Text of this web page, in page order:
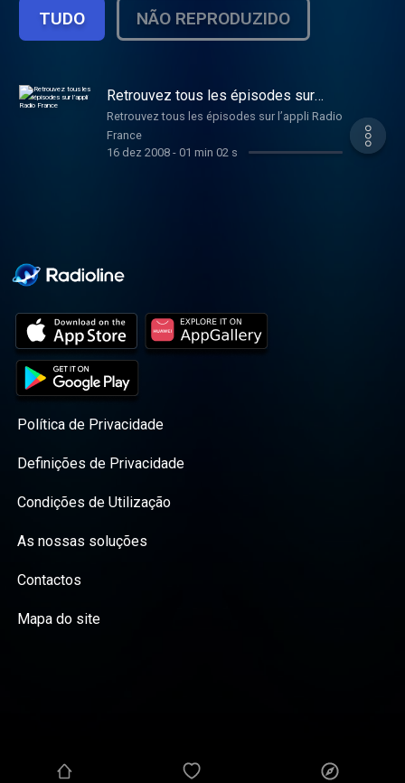
TUDO NÃO REPRODUZIDO
Retrouvez tous les épisodes sur
l’appli Radio France
Retrouvez tous les épisodes sur l’appli Radio
France
16 dez 2008- 01 min 02 s
Política de Privacidade
Definições de Privacidade
Condições de Utilização
As nossas soluções
Contactos
Mapa do site